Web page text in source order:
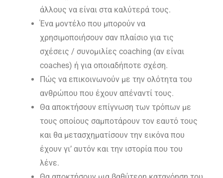
άλλους να είναι στα καλύτερά τους.
Ένα μοντέλο που μπορούν να
χρησιμοποιήσουν σαν πλαίσιο για τις
σχέσεις / συνομιλίες coaching (αν είναι
coaches) ή για οποιαδήποτε σχέση.
Πώς να επικοινωνούν με την ολότητα του
ανθρώπου που έχουν απέναντί τους.
Θα αποκτήσουν επίγνωση των τρόπων με
τους οποίους σαμποτάρουν τον εαυτό τους
και θα μετασχηματίσουν την εικόνα που
έχουν γι’ αυτόν και την ιστορία που του
λένε.